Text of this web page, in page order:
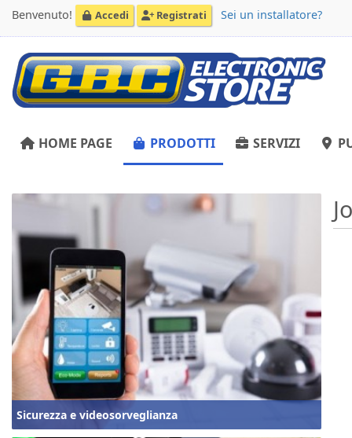
Benvenuto! Accedi Registrati Sei un installatore?
HOME PAGE PRODOTTI SERVIZI
Sicurezza e videosorveglianza